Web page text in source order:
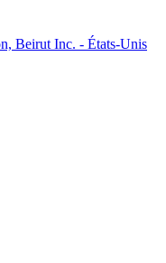
Beirut Inc. - États-Unis